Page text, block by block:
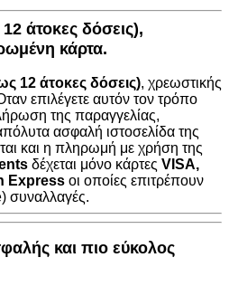
άτοκες δόσεις),
κάρτα.
12 άτοκες δόσεις), χρεωστικής
επιλέγετε αυτόν τον τρόπο
της παραγγελίας,
ασφαλή ιστοσελίδα της
και η πληρωμή με χρήση της
δέχεται μόνο κάρτες VISA,
Express οι οποίες επιτρέπουν
συναλλαγές.
και πιο εύκολος